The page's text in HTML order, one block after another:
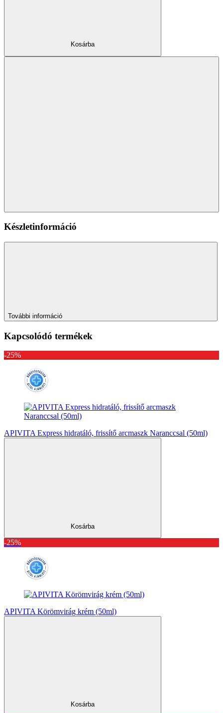
Kosárba
Készletinformáció
További információ
Kapcsolódó termékek
-25%
APIVITA Express hidratáló, frissítő arcmaszk Naranccsal (50ml)
Kosárba
-25%
APIVITA Körömvirág krém (50ml)
Kosárba